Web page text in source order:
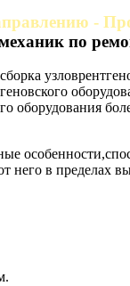
-
по
оборудования
него в пределах